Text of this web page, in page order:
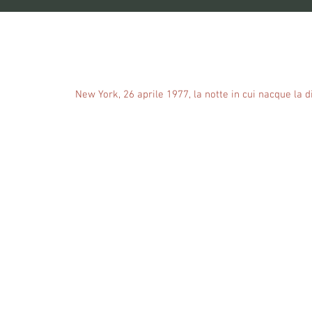
New York, 26 aprile 1977, la notte in cui nacque la